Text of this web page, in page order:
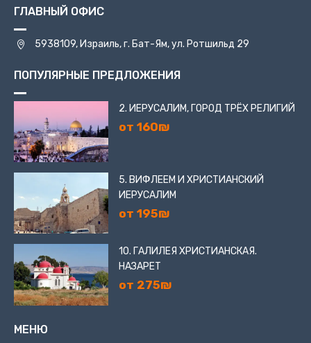
ГЛАВНЫЙ ОФИС
5938109, Израиль, г. Бат-Ям, ул. Ротшильд 29
ПОПУЛЯРНЫЕ ПРЕДЛОЖЕНИЯ
2. ИЕРУСАЛИМ, ГОРОД ТРЁХ РЕЛИГИЙ
от 160₪
5. ВИФЛЕЕМ И ХРИСТИАНСКИЙ
ИЕРУСАЛИМ
от 195₪
10. ГАЛИЛЕЯ ХРИСТИАНСКАЯ.
НАЗАРЕТ
от 275₪
МЕНЮ